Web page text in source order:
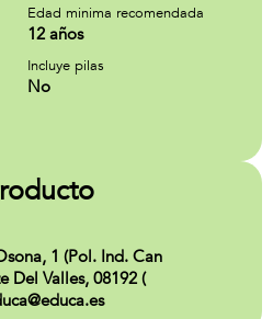
Edad minima recomendada
12 años
Incluye pilas
No
1 (Pol. Ind. Can
Del Valles, 08192 (